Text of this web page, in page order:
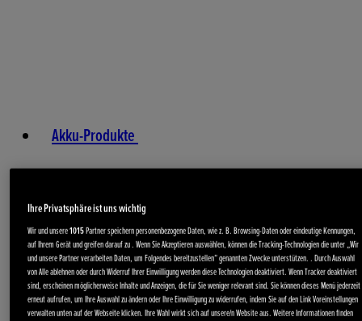
Akku-Produkte
Ihre Privatsphäre ist uns wichtig
Wir und unsere1015 Partner speichern personenbezogene Daten, wie z. B. Browsing-Daten oder eindeutige Kennungen,
auf Ihrem Gerät und greifen darauf zu . Wenn Sie Akzeptieren auswählen, können die Tracking-Technologien die unter „Wir
und unsere Partner verarbeiten Daten, um Folgendes bereitzustellen“ genannten Zwecke unterstützen. . Durch Auswahl
von Alle ablehnen oder durch Widerruf Ihrer Einwilligung werden diese Technologien deaktiviert. Wenn Tracker deaktiviert
sind, erscheinen möglicherweise Inhalte und Anzeigen, die für Sie weniger relevant sind. Sie können dieses Menü jederzeit
erneut aufrufen, um Ihre Auswahl zu ändern oder Ihre Einwilligung zu widerrufen, indem Sie auf den Link Voreinstellungen
verwalten unten auf der Webseite klicken. Ihre Wahl wirkt sich auf unsere/n Website aus. Weitere Informationen finden